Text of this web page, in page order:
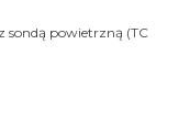
sondą powietrzną (TC